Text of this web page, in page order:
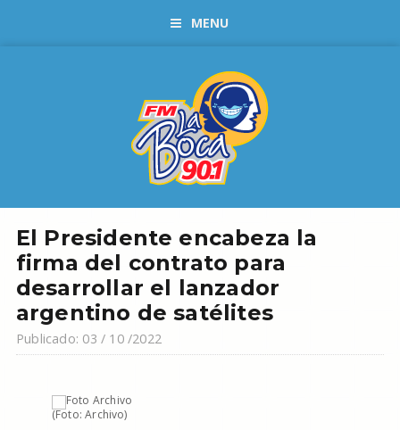
MENU
El Presidente encabeza la
firma del contrato para
desarrollar el lanzador
argentino de satélites
Publicado: 03 / 10 /2022
(Foto: Archivo)